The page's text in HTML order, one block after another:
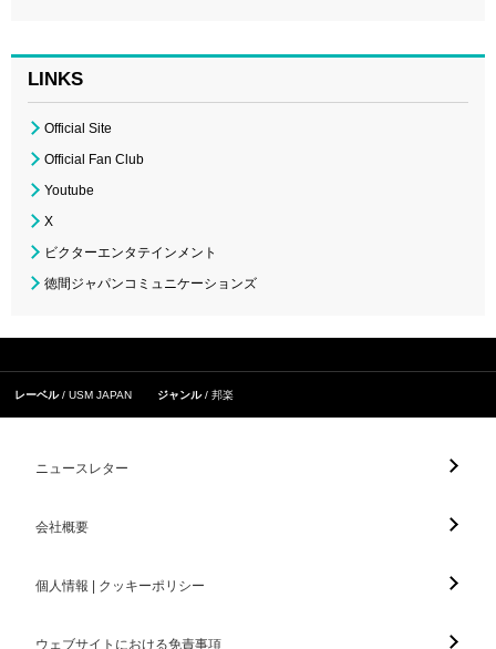
LINKS
Official Site
Official Fan Club
Youtube
X
ビクターエンタテインメント
徳間ジャパンコミュニケーションズ
レーベル USM JAPAN ジャンル 邦楽
ニュースレター
会社概要
個人情報 | クッキーポリシー
ウェブサイトにおける免責事項